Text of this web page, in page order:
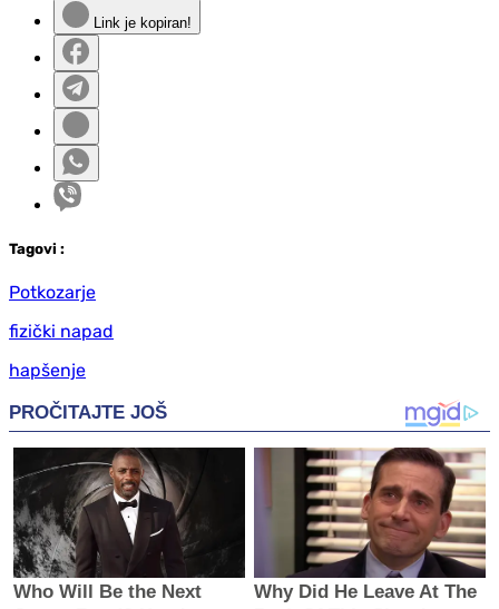
Link je kopiran!
Tagovi :
Potkozarje
fizički napad
hapšenje